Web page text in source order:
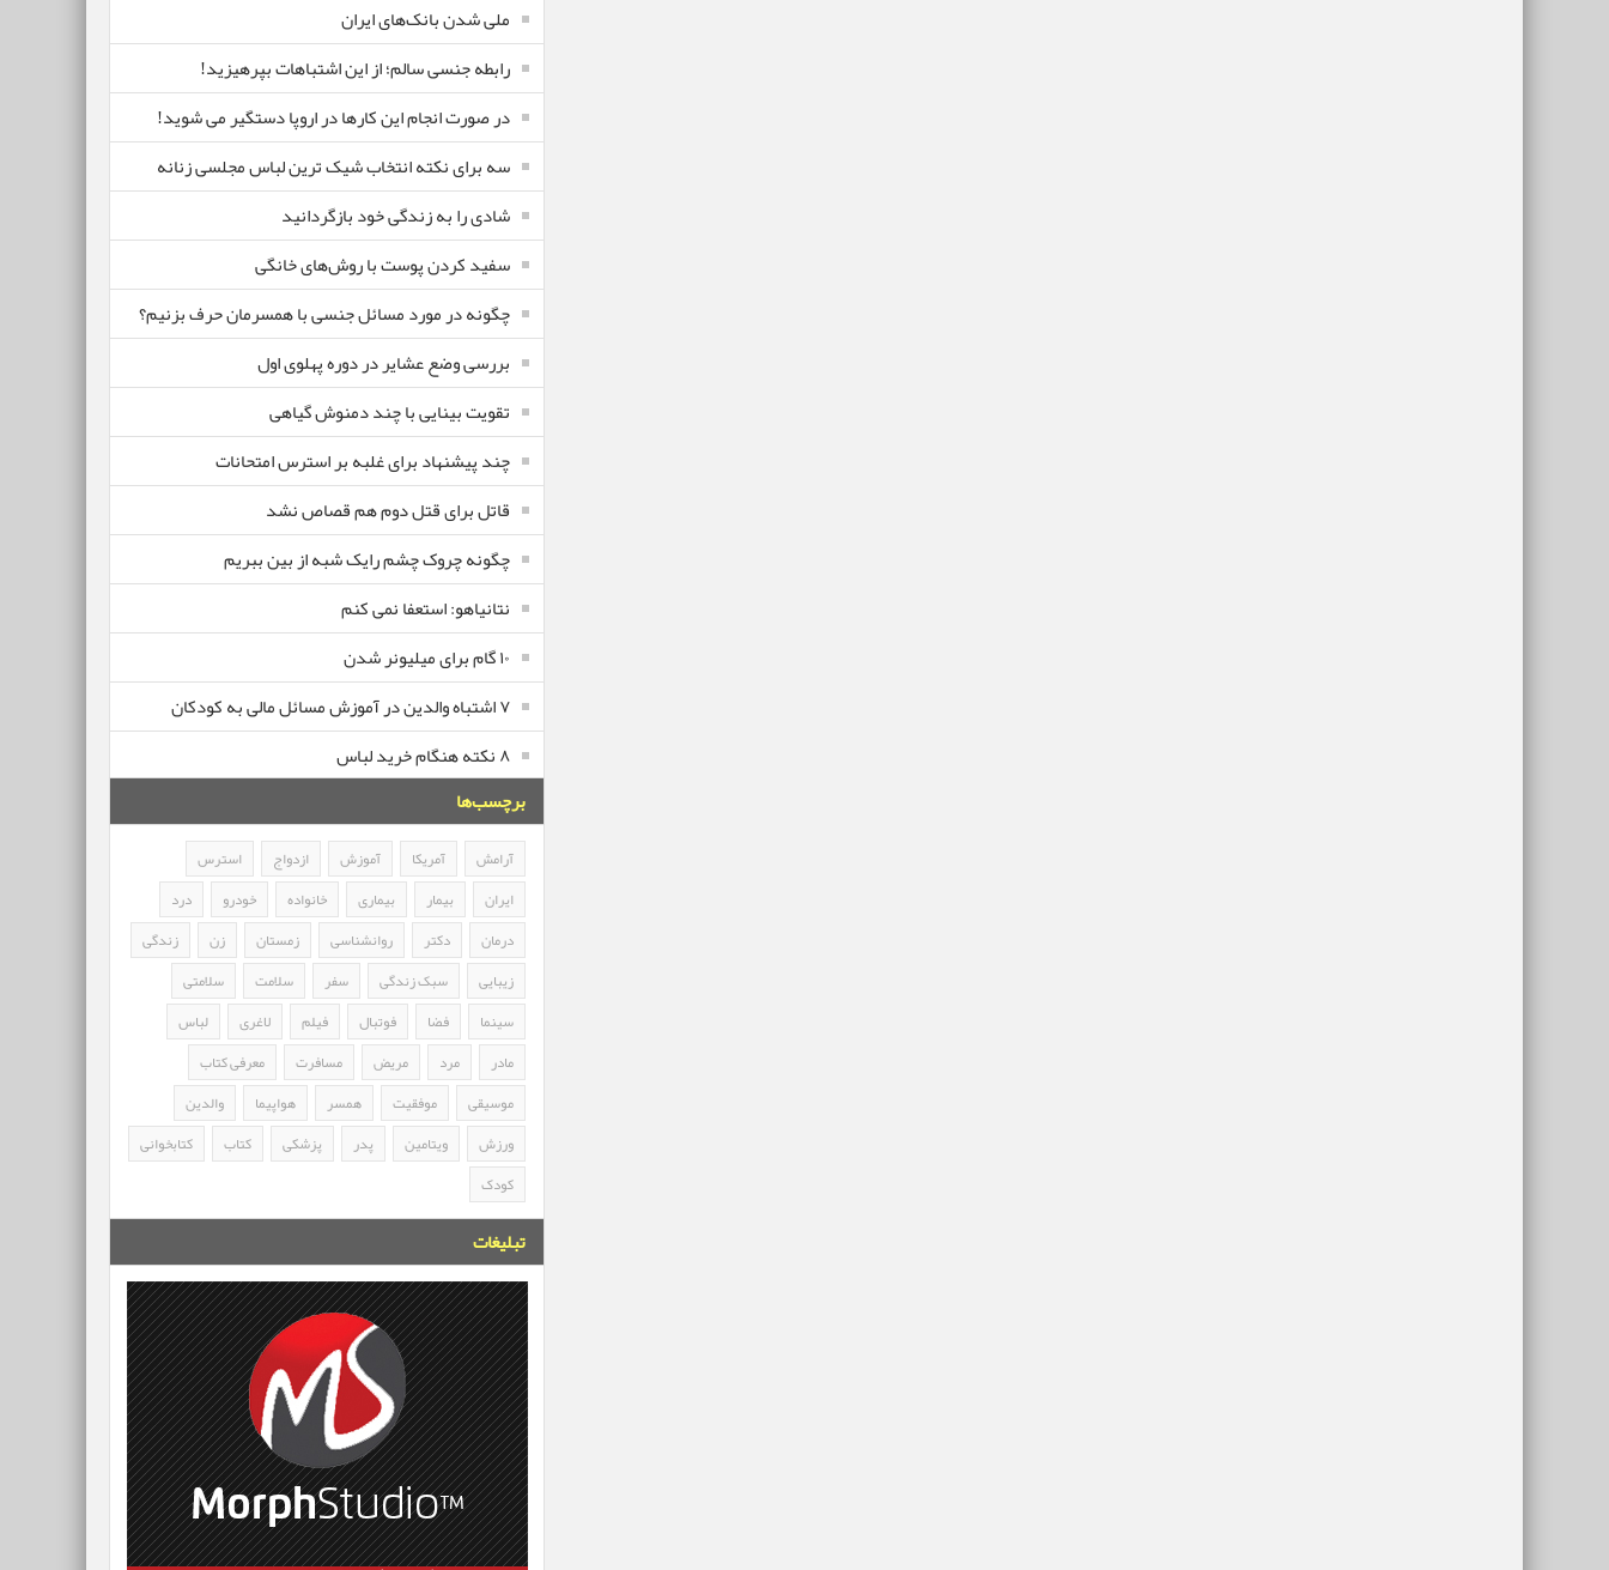
ملی شدن بانک‌های ایران
رابطه جنسی سالم؛ از این اشتباهات بپرهیزید!
در صورت انجام این کارها در اروپا دستگیر می شوید!
سه برای نکته انتخاب شیک ترین لباس مجلسی زنانه
شادی را به زندگی خود بازگردانید
سفید کردن پوست با روش‌های خانگی
چگونه در مورد مسائل جنسی با همسرمان حرف بزنیم؟
بررسی وضع عشایر در دوره پهلوی اول
تقویت بینایی با چند دمنوش گیاهی
چند پیشنهاد برای غلبه بر استرس امتحانات
قاتل برای قتل دوم هم قصاص نشد
چگونه چروک چشم رایک شبه از بین ببریم
نتانیاهو: استعفا نمی کنم
۱۰ گام برای میلیونر شدن
۷ اشتباه والدین در آموزش مسائل مالی به کودکان
۸ نکته هنگام خرید لباس
برچسب‌ها
آرامش آمریکا آموزش ازدواج
استرس
ایران
بیمار بیماری خانواده خودرو
درد
درمان
دکتر روانشناسی زمستان زن
زندگی
زیبایی
سبک زندگی سفر سلامت
سلامتی
سینما
فضا فوتبال فیلم لاغری
لباس
مادر
مرد مریض مسافرت
معرفی کتاب
موسیقی
موفقیت همسر هواپیما
والدین
ورزش
ویتامین پدر پزشکی کتاب
کتابخوانی
کودک
تبلیغات